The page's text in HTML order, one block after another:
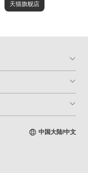
天猫旗舰店
中国大陆/中文